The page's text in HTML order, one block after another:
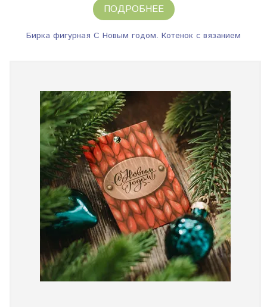
ПОДРОБНЕЕ
Бирка фигурная С Новым годом. Котенок с вязанием